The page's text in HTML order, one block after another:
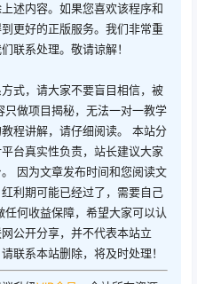
述内容。如果您喜欢该程序和
更好的正版服务。我们非常重
联系处理。敬请谅解！
式，请大家不要盲目相信，被
做项目揭秘，无法一对一教学
程讲解，请仔细阅读。 本站分
台真实性负责，站长建议大家
因为文章发布时间和您阅读文
利期可能已经过了，需要自己
何收益保障，希望大家可以认
公开分享，并不代表本站立
联系本站删除，将及时处理！